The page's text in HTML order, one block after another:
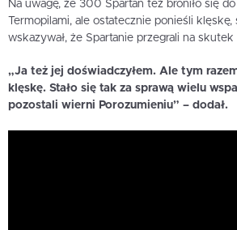
Na uwagę, że 300 Spartan też broniło się
Termopilami, ale ostatecznie ponieśli klęskę,
wskazywał, że Spartanie przegrali na skutek
„Ja też jej doświadczyłem. Ale tym
klęskę. Stało się tak za sprawą wielu
pozostali wierni Porozumieniu” – dodał.